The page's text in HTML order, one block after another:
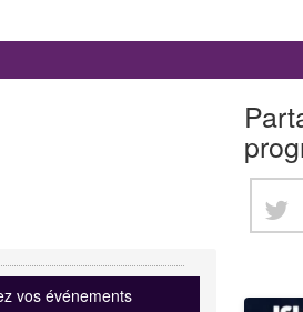
vos événements